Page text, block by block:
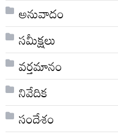
అనువాదం
సమీక్షలు
వర్తమానం
నివేదిక
సందేశం